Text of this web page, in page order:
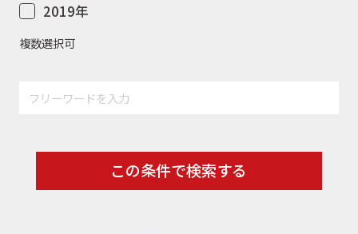
2019年
複数選択可
この条件で検索する